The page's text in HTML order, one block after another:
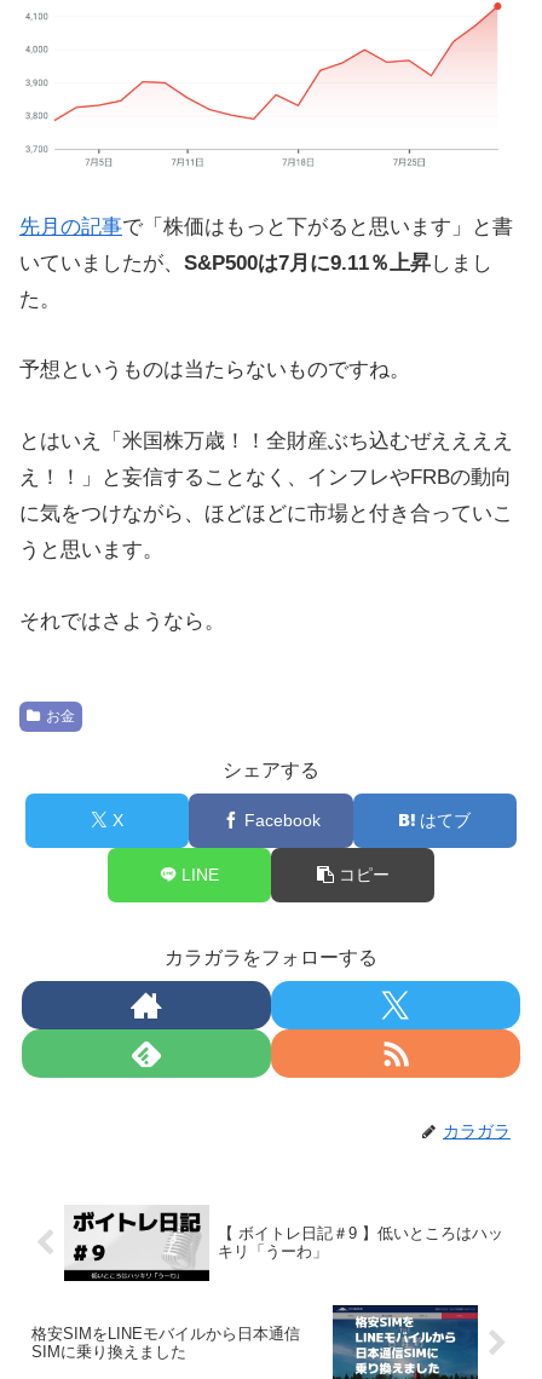
先月の記事で「株価はもっと下がると思います」と書
いていましたが、 S&P500は7月に9.11％上昇しまし
た。
予想というものは当たらないものですね。
とはいえ「米国株万歳！！全財産ぶち込むぜええええ
え！！」と妄信することなく、インフレやFRBの動向
に気をつけながら、ほどほどに市場と付き合っていこ
うと思います。
それではさようなら。
お金
シェアする
X Facebook はてブ
LINE コピー
カラガラをフォローする
カラガラ
【 ボイトレ日記＃9 】低いところはハッ
キリ「うーわ」
格安SIMをLINEモバイルから日本通信
SIMに乗り換えました